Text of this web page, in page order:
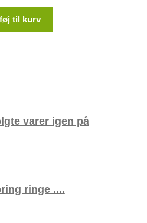
til kurv
varer igen på
ringe ....